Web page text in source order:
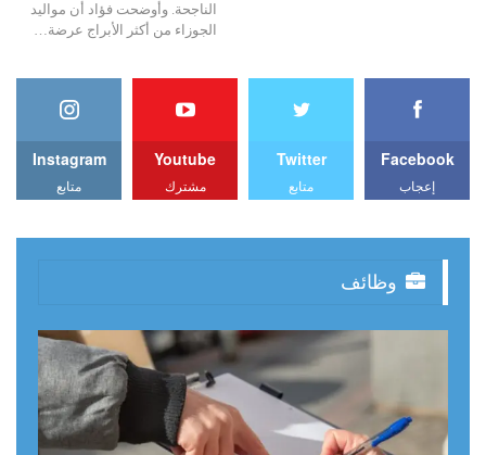
الناجحة. وأوضحت فؤاد أن مواليد
الجوزاء من أكثر الأبراج عرضة…
Facebook
إعجاب
Twitter
متابع
Youtube
مشترك
Instagram
متابع
وظائف